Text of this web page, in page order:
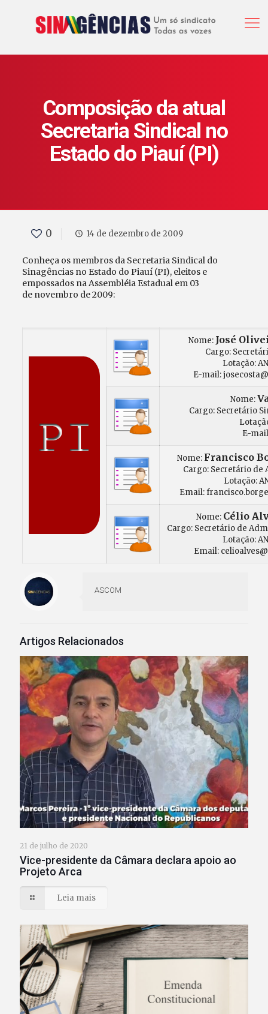
Composição da atual
Secretaria Sindical no
Estado do Piauí (PI)
0 14 de dezembro de 2009
Conheça os membros da Secretaria Sindical do
Sinagências no Estado do Piauí (PI), eleitos e
empossados na Assembléia Estadual em 03
de novembro de 2009:
Nome: José
Cargo:
Lotação:
E-mail:
Nome:
Cargo: Secretário
E-
Nome: Francisco
Cargo: Secretário de
Lotação:
Email:
Nome: Célio
Cargo: Secretário de
Lotação:
Email:
ASCOM
Artigos Relacionados
21 de julho de 2020
Vice-presidente da Câmara declara apoio ao
Projeto Arca
Leia mais